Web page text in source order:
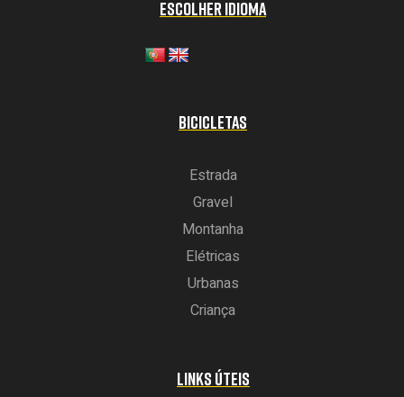
ESCOLHER IDIOMA
BICICLETAS
Estrada
Gravel
Montanha
Elétricas
Urbanas
Criança
LINKS ÚTEIS